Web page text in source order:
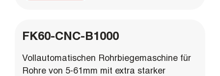
FK60-CNC-B1000
Vollautomatischen Rohrbiegemaschine für
Rohre von 5-61mm mit extra starker